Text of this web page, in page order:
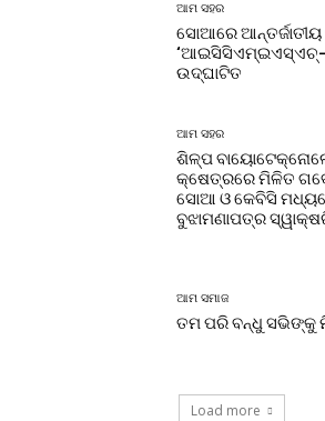
ଆମ ସହର
ସୋଆରେ
ଉଦ୍‌ଘାଟିତ
ଆମ ସହର
ଶିଳ୍ପ
କ୍ଷେତ୍ରରେ ମିଳିତ
ସୋଆ ଓ କେବିସି
ବୁଝାମଣାପତ୍ର
ଆମ ସମାଜ
ତମ ପରି ବନ୍ଧୁ ସଭିଙ୍କୁ
Load more